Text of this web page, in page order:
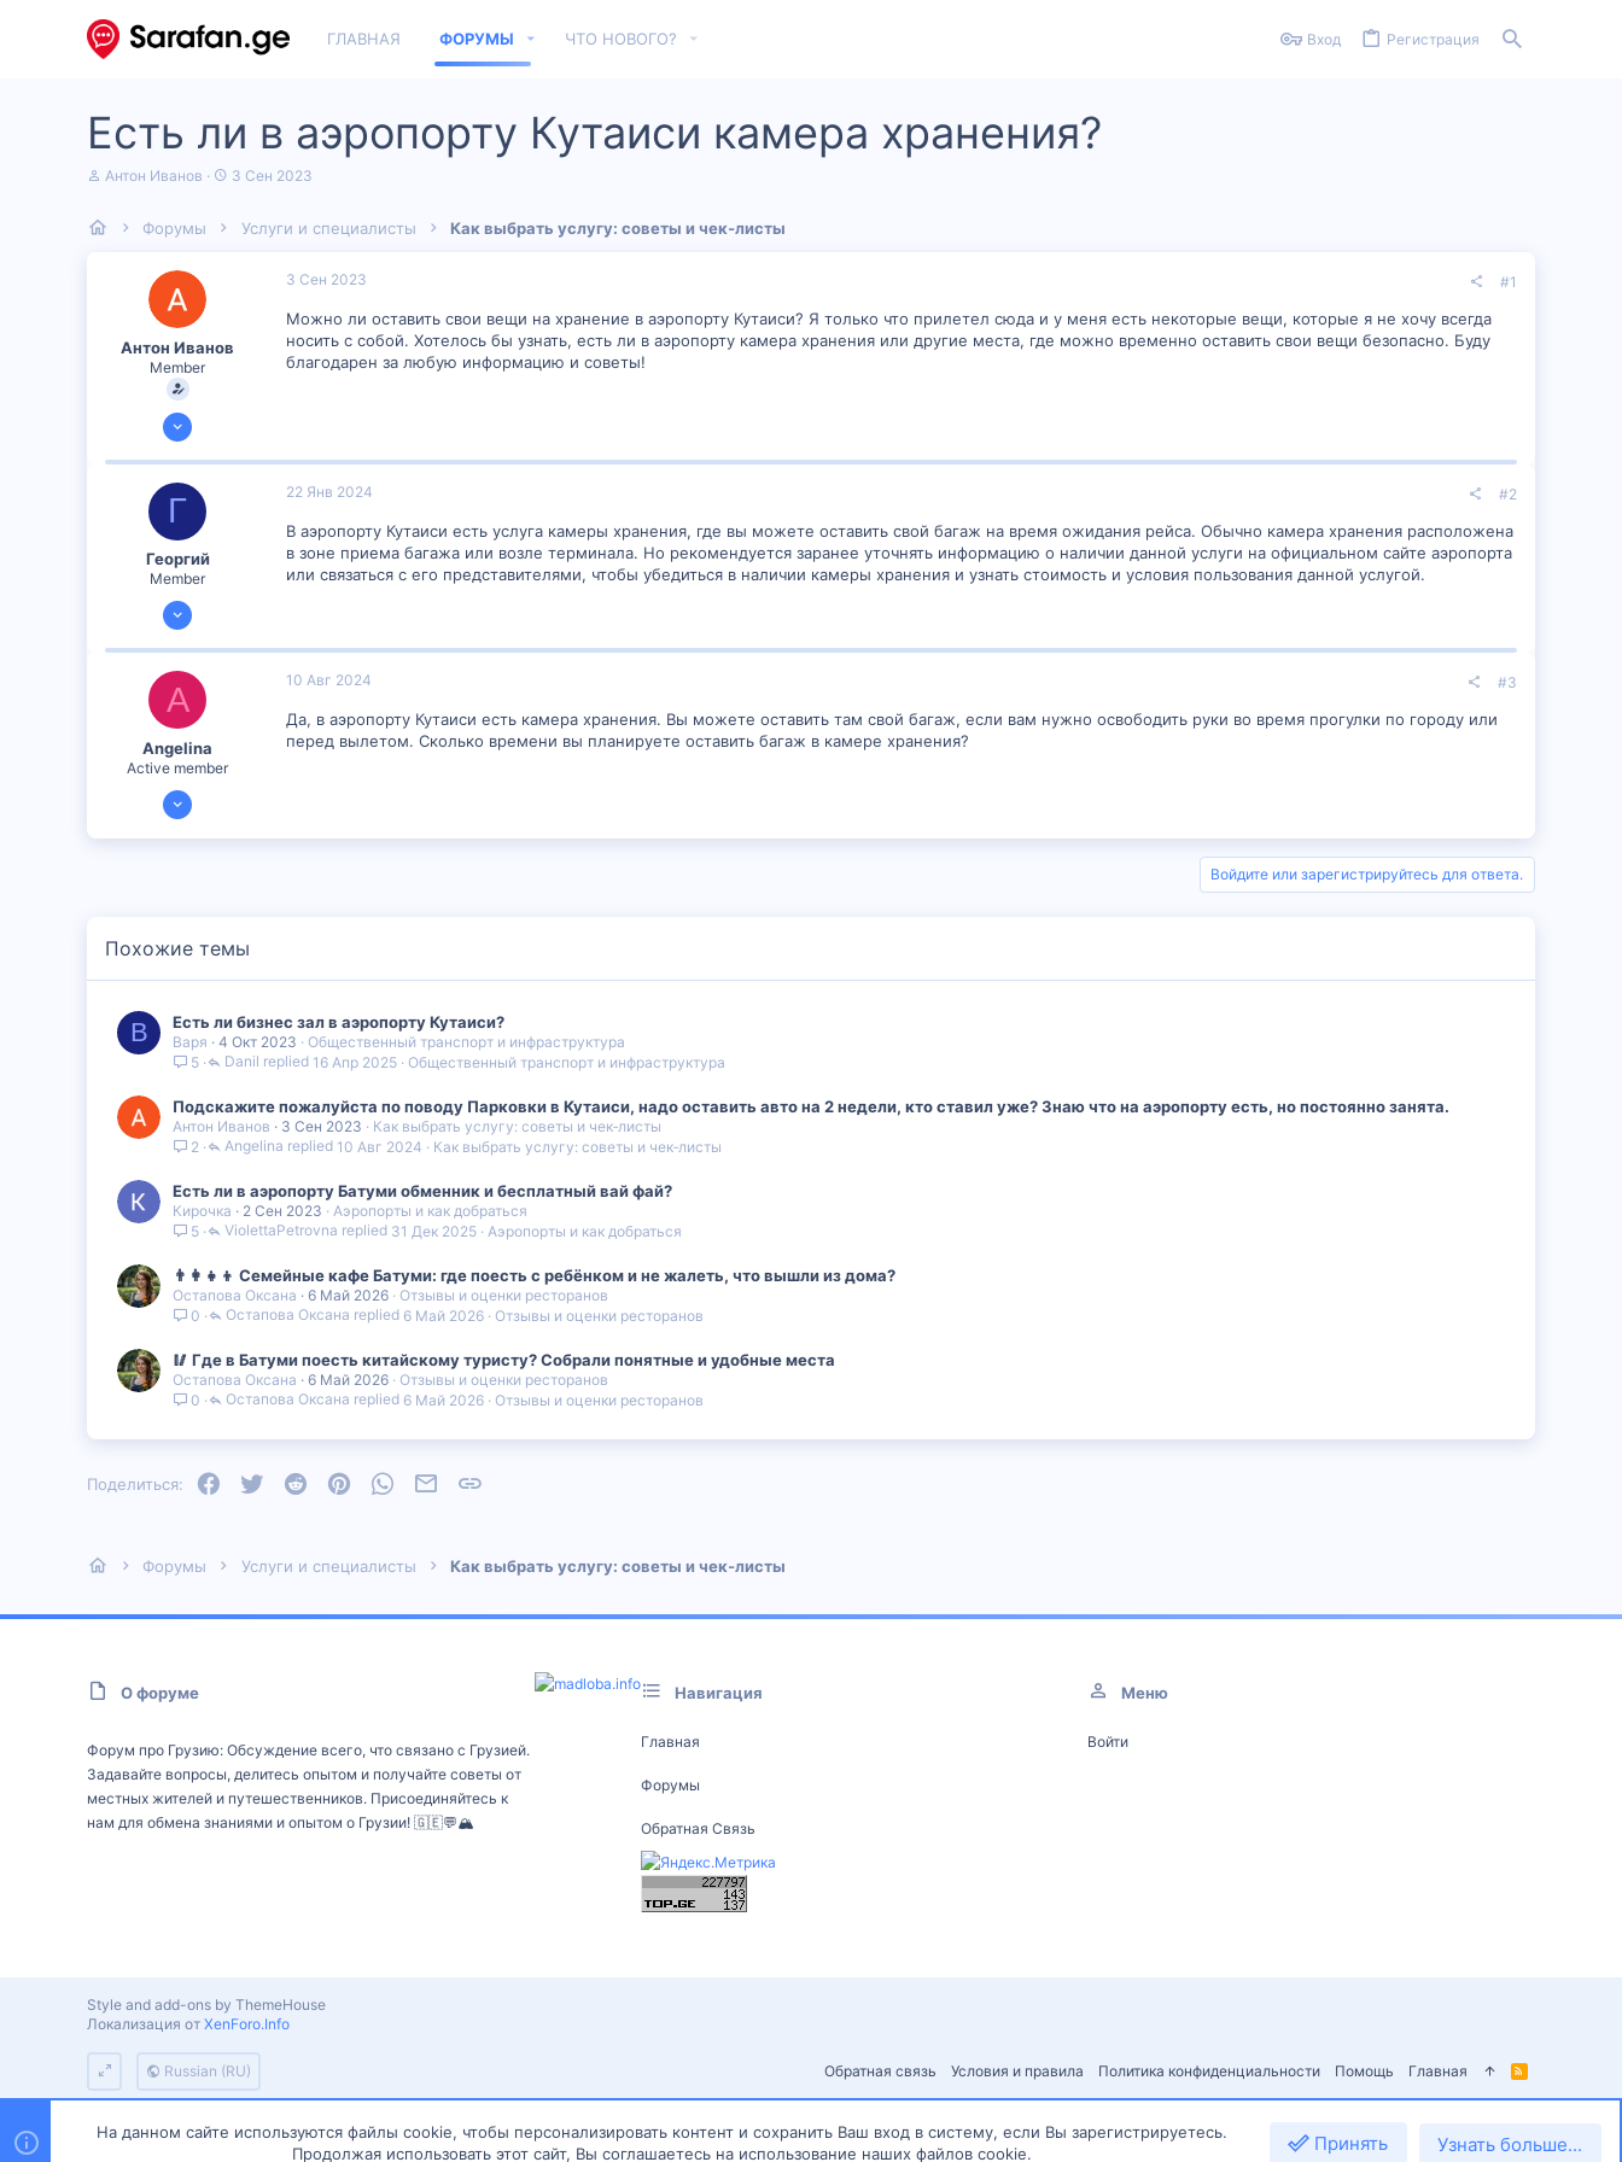
ГЛАВНАЯ ФОРУМЫ ЧТО НОВОГО? Вход Регистрация
Есть ли в аэропорту Кутаиси камера хранения?
А
о
Антон Иванов
Д
а
3 Сен 2023
Форумы Услуги и специалисты Как выбрать услугу: советы и чек‑листы
Антон Иванов
Member
2 Сен 2023
3 Сен 2023 #1
Можно ли оставить свои вещи на хранение в аэропорту Кутаиси? Я только что прилетел сюда и у меня есть некоторые вещи, которые я не хочу всегда
носить с собой. Хотелось бы узнать, есть ли в аэропорту камера хранения или другие места, где можно временно оставить свои вещи безопасно. Буду
благодарен за любую информацию и советы!
Г
Георгий
Member
16 Янв 2024
22 Янв 2024 #2
В аэропорту Кутаиси есть услуга камеры хранения, где вы можете оставить свой багаж на время ожидания рейса. Обычно камера хранения расположена
в зоне приема багажа или возле терминала. Но рекомендуется заранее уточнять информацию о наличии данной услуги на официальном сайте аэропорта
или связаться с его представителями, чтобы убедиться в наличии камеры хранения и узнать стоимость и условия пользования данной услугой.
A
Angelina
Active member
24 Июл 2024
10 Авг 2024 #3
Да, в аэропорту Кутаиси есть камера хранения. Вы можете оставить там свой багаж, если вам нужно освободить руки во время прогулки по городу или
перед вылетом. Сколько времени вы планируете оставить багаж в камере хранения?
Войдите или зарегистрируйтесь для ответа.
Похожие темы
В Есть ли бизнес зал в аэропорту Кутаиси?
Варя 4 Окт 2023
Общественный транспорт и инфраструктура
5
Общественный транспорт и инфраструктура
16 Апр 2025
Danil
Подскажите пожалуйста по поводу Парковки в Кутаиси, надо оставить авто на 2 недели, кто ставил уже? Знаю что на аэропорту есть, но постоянно занята.
Антон Иванов 3 Сен 2023
Как выбрать услугу: советы и чек‑листы
2
Как выбрать услугу: советы и чек‑листы
10 Авг 2024
Angelina
Есть ли в аэропорту Батуми обменник и бесплатный вай фай?
Кирочка 2 Сен 2023
Аэропорты и как добраться
5
Аэропорты и как добраться
31 Дек 2025
ViolettaPetrovna
👨‍👩‍👧‍👦 Семейные кафе Батуми: где поесть с ребёнком и не жалеть, что вышли из дома?
Остапова Оксана 6 Май 2026 Отзывы и оценки ресторанов
0
Отзывы и оценки ресторанов
6 Май 2026
Остапова Оксана
🥢 Где в Батуми поесть китайскому туристу? Собрали понятные и удобные места
Остапова Оксана 6 Май 2026 Отзывы и оценки ресторанов
0
Отзывы и оценки ресторанов
6 Май 2026
Остапова Оксана
Поделиться: Facebook
Twitter Reddit PinterestWhatsAppЭлектронная почта
Форумы Услуги и специалисты Как выбрать услугу: советы и чек‑листы
О форуме
Форум про Грузию: Обсуждение всего, что связано с Грузией.
Задавайте вопросы, делитесь опытом и получайте советы от
местных жителей и путешественников. Присоединяйтесь к
нам для обмена знаниями и опытом о Грузии! 🇬🇪💬🏔️
Навигация
Главная
Форумы
Обратная Связь
Меню
Войти
Russian (RU) Обратная связь Условия и правила Политика конфиденциальности Помощь Главная
R
S
Style and add-ons by ThemeHouse
Локализация от XenForo.Info
На данном сайте используются файлы cookie, чтобы персонализировать контент и сохранить Ваш вход в систему, если Вы зарегистрируетесь.
Продолжая использовать этот сайт, Вы соглашаетесь на использование наших файлов cookie.
Принять Узнать больше...